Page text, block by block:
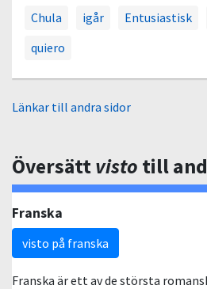
Chula
igår Entusiastisk
quiero
Länkar till andra sidor
Översättvisto till
Franska
visto på franska
Franska är ett av de största